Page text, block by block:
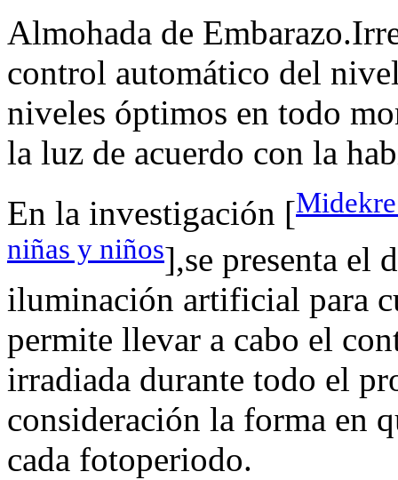
Almohada de
control automático del
niveles óptimos en todo
la luz de acuerdo con la
En la investigación [
niñas y niños],se presenta el
iluminación artificial para
permite llevar a cabo el
irradiada durante todo el
consideración la forma en
cada fotoperiodo.